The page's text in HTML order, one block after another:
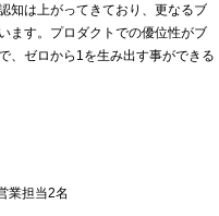
知は上がってきており、更なるブ
ます。プロダクトでの優位性がブ
、ゼロから1を生み出す事ができる
業担当2名